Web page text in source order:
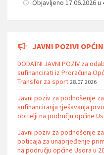
Objavljeno 17.06.2026 u •
JAVNI POZIVI
DODATNI JAVNI POZIV za
sufinancirati iz Proračuna
Transfer za sport 28.07.2026
Javni poziv za podnošenje
sufinanciranja rješavanja
obitelji na području općine
Javni poziv za podnošenje
poticaja za unaprjeđenje
na području općine Usora u